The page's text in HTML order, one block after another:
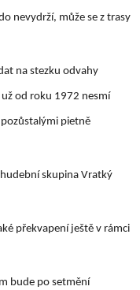
nevydrží, může se z trasy
na stezku odvahy
od roku 1972 nesmí
pietně
skupina Vratký
překvapení ještě v rámci
bude po setmění